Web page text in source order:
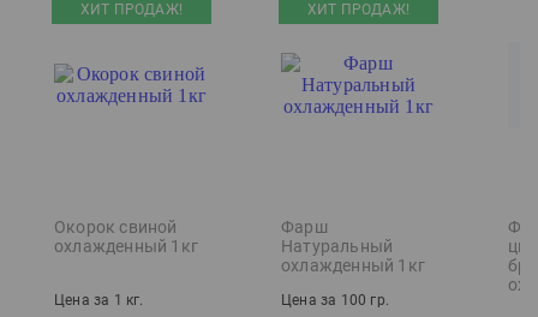
ХИТ ПРОДАЖ!
Окорок свиной
охлажденный 1кг
Цена за 1 кг.
ХИТ ПРОДАЖ!
Фарш
Натуральный
охлажденный 1кг
Цена за 100 гр.